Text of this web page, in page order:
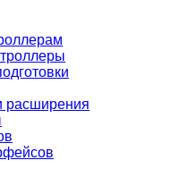
расширения